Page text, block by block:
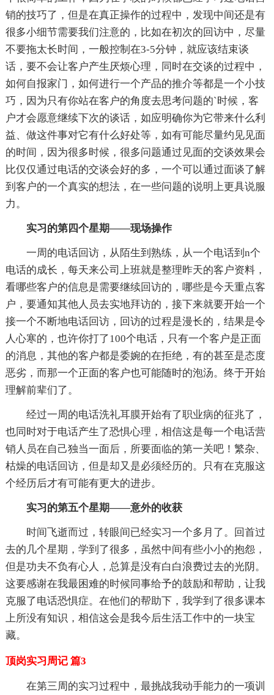
销的技巧了，但是在真正操作的过程中，发现中间还是有
很多小细节需要我们注意的，比如在初次的回访中，尽量
不要拖太长时间，一般控制在3-5分钟，就应该结束谈
话，要不会让客户产生厌烦心理，同时在交谈的过程中，
如何自报家门，如何进行一个产品的推介等都是一个小技
巧，因为只有你站在客户的角度去思考问题的`时候，客
户才会愿意继续下次的谈话，如应明确你为它带来什么利
益、做这件事对它有什么好处等，如有可能尽量约见见面
的时间，因为很多时候，很多问题通过见面的交谈效果会
比仅仅通过电话的交谈会好的多，一个可以通过面谈了解
到客户的一个真实的想法，在一些问题的说明上更具说服
力。
实习的第四个星期——现场操作
一周的电话回访，从陌生到熟练，从一个电话到n个
电话的成长，每天来公司上班就是整理昨天的客户资料，
看哪些客户的信息是需要继续回访的，哪些是今天重点客
户，要通知其他人员去实地拜访的，接下来就要开始一个
接一个不断地电话回访，回访的过程是漫长的，结果是令
人心寒的，也许你打了100个电话，只有一个客户是正面
的消息，其他的客户都是委婉的在拒绝，有的甚至是态度
恶劣，而那一个正面的客户也可能随时的泡汤。终于开始
理解前辈们了。
经过一周的电话洗礼耳膜开始有了职业病的征兆了，
也同时对于电话产生了恐惧心理，相信这是每一个电话营
销人员在自己独当一面后，所要面临的第一关吧！繁杂、
枯燥的电话回访，但是却又是必须经历的。只有在克服这
个经历后才有可能有更大的进步。
实习的第五个星期——意外的收获
时间飞逝而过，转眼间已经实习一个多月了。回首过
去的几个星期，学到了很多，虽然中间有些小小的抱怨，
但是功夫不负有心人，总算是没有白白浪费过去的光阴。
这要感谢在我最困难的时候同事给予的鼓励和帮助，让我
克服了电话恐惧症。在他们的帮助下，我学到了很多课本
上所没有知识，相信这会是我今后生活工作中的一块宝
藏。
顶岗实习周记 篇3
在第三周的实习过程中，最挑战我动手能力的一项训